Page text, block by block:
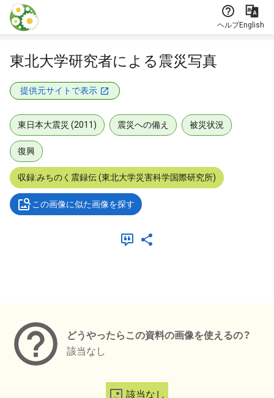
本文に飛ぶ
ヘルプEnglish
東北大学研究者による震災写真
提供元サイトで表示
東日本大震災 (2011) 震災への備え 被災状況
復興
収録:みちのく震録伝 (東北大学災害科学国際研究所)
この画像に似た画像を探す
どうやったらこの資料の画像を使えるの？
該当なし
該当なし